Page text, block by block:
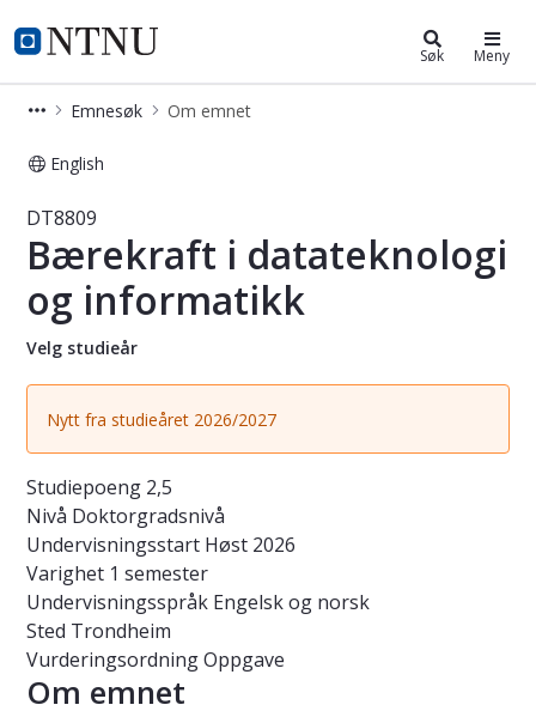
NTNU Hjemmeside
Studier Søk Meny
Emnesøk Om emnet
English
Emne - Bærekraft i datateknologi
DT8809
Bærekraft i datateknologi
og informatikk
Velg studieår
Nytt fra studieåret 2026/2027
Studiepoeng 2,5
Nivå Doktorgradsnivå
Undervisningsstart Høst 2026
Varighet 1 semester
Undervisningsspråk Engelsk og norsk
Sted Trondheim
VurderingsordningOppgave
Om emnet